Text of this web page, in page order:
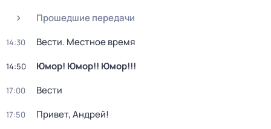
Прошедшие передачи
14:30 Вести. Местное время
14:50 Юмор! Юмор!! Юмор!!!
17:00 Вести
17:50 Привет, Андрей!